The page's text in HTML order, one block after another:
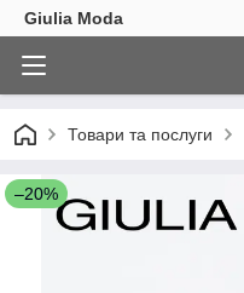
Giulia Moda
Товари та послуги
–20%